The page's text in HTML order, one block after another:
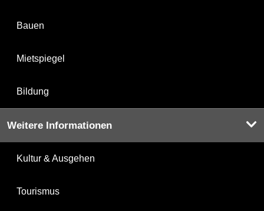
Bauen
Mietspiegel
Bildung
Weitere Informationen
Kultur & Ausgehen
Tourismus